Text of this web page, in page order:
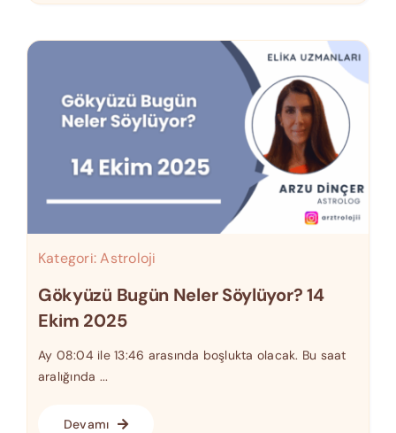
Kategori:Astroloji
Gökyüzü Bugün Neler Söylüyor? 14
Ekim 2025
Ay 08:04 ile 13:46 arasında boşlukta olacak. Bu saat
aralığında ...
Devamı